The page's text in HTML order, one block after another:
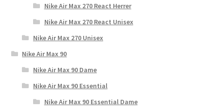
Nike Air Max 270 React Herrer
Nike Air Max 270 React Unisex
Nike Air Max 270 Unisex
Nike Air Max 90
Nike Air Max 90 Dame
Nike Air Max 90 Essential
Nike Air Max 90 Essential Dame